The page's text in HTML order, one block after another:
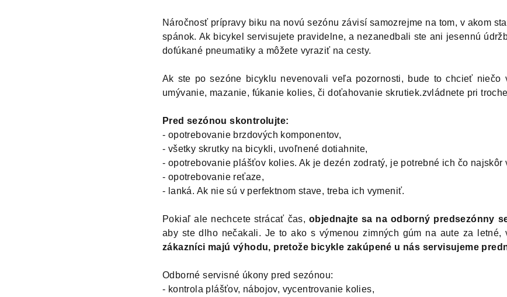
Náročnosť prípravy biku na novú sezónu závisí samozrejme na tom, v akom
spánok. Ak bicykel servisujete pravidelne, a nezanedbali ste ani jesennú
dofúkané pneumatiky a môžete vyraziť na cesty.
Ak ste po sezóne bicyklu nevenovali veľa pozornosti, bude to chcieť niečo
umývanie, mazanie, fúkanie kolies, či doťahovanie skrutiek.zvládnete pri
Pred sezónou skontrolujte:
- opotrebovanie brzdových komponentov,
- všetky skrutky na bicykli, uvoľnené dotiahnite,
- opotrebovanie plášťov kolies. Ak je dezén zodratý, je potrebné ich čo najskôr
- opotrebovanie reťaze,
- lanká. Ak nie sú v perfektnom stave, treba ich vymeniť.
Pokiaľ ale nechcete strácať čas, objednajte sa na odborný predsezónny
aby ste dlho nečakali. Je to ako s výmenou zimných gúm na aute za letné,
zákazníci majú výhodu, pretože bicykle zakúpené u nás servisujeme
Odborné servisné úkony pred sezónou:
- kontrola plášťov, nábojov, vycentrovanie kolies,